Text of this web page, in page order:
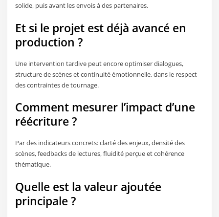
solide, puis avant les envois à des partenaires.
Et si le projet est déjà avancé en
production ?
Une intervention tardive peut encore optimiser dialogues,
structure de scènes et continuité émotionnelle, dans le respect
des contraintes de tournage.
Comment mesurer l’impact d’une
réécriture ?
Par des indicateurs concrets: clarté des enjeux, densité des
scènes, feedbacks de lectures, fluidité perçue et cohérence
thématique.
Quelle est la valeur ajoutée
principale ?